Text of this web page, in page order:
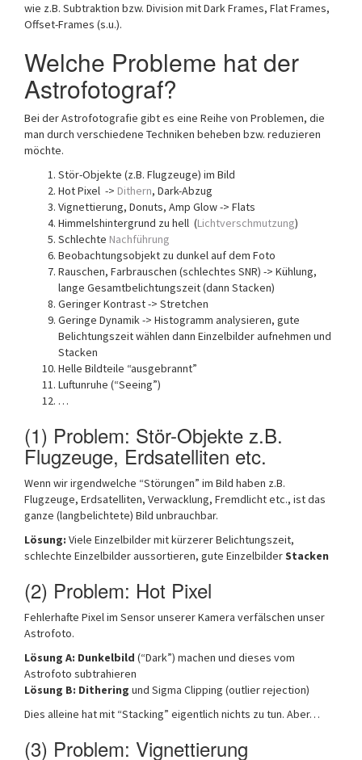
wie z.B. Subtraktion bzw. Division mit Dark Frames, Flat Frames,
Offset-Frames (s.u.).
Welche Probleme hat der
Astrofotograf?
Bei der Astrofotografie gibt es eine Reihe von Problemen, die
man durch verschiedene Techniken beheben bzw. reduzieren
möchte.
Stör-Objekte (z.B. Flugzeuge) im Bild
Hot Pixel -> Dithern, Dark-Abzug
Vignettierung, Donuts, Amp Glow -> Flats
Himmelshintergrund zu hell (Lichtverschmutzung)
Schlechte Nachführung
Beobachtungsobjekt zu dunkel auf dem Foto
Rauschen, Farbrauschen (schlechtes SNR) -> Kühlung,
lange Gesamtbelichtungszeit (dann Stacken)
Geringer Kontrast -> Stretchen
Geringe Dynamik -> Histogramm analysieren, gute
Belichtungszeit wählen dann Einzelbilder aufnehmen und
Stacken
Helle Bildteile “ausgebrannt”
Luftunruhe (“Seeing”)
…
(1) Problem: Stör-Objekte z.B.
Flugzeuge, Erdsatelliten etc.
Wenn wir irgendwelche “Störungen” im Bild haben z.B.
Flugzeuge, Erdsatelliten, Verwacklung, Fremdlicht etc., ist das
ganze (langbelichtete) Bild unbrauchbar.
Lösung: Viele Einzelbilder mit kürzerer Belichtungszeit,
schlechte Einzelbilder aussortieren, gute EinzelbilderStacken
(2) Problem: Hot Pixel
Fehlerhafte Pixel im Sensor unserer Kamera verfälschen unser
Astrofoto.
Lösung A: Dunkelbild (“Dark”) machen und dieses vom
Astrofoto subtrahieren
Lösung B: Dithering und Sigma Clipping (outlier rejection)
Dies alleine hat mit “Stacking” eigentlich nichts zu tun. Aber…
(3) Problem: Vignettierung